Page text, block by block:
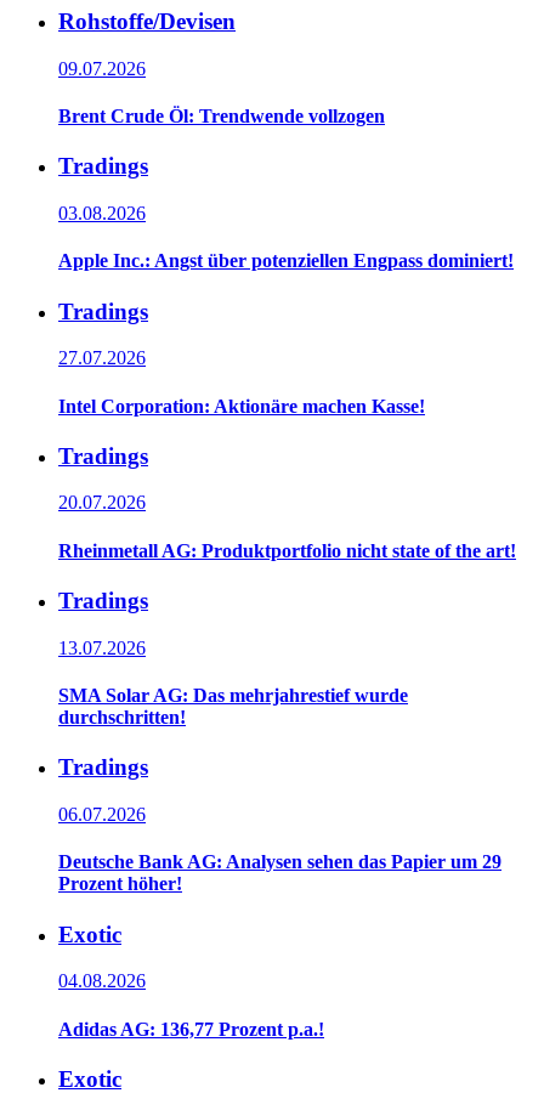
Rohstoffe/Devisen
09.07.2026
Brent Crude Öl: Trendwende vollzogen
Tradings
03.08.2026
Apple Inc.: Angst über potenziellen Engpass dominiert!
Tradings
27.07.2026
Intel Corporation: Aktionäre machen Kasse!
Tradings
20.07.2026
Rheinmetall AG: Produktportfolio nicht state of the art!
Tradings
13.07.2026
SMA Solar AG: Das mehrjahrestief wurde
durchschritten!
Tradings
06.07.2026
Deutsche Bank AG: Analysen sehen das Papier um 29
Prozent höher!
Exotic
04.08.2026
Adidas AG: 136,77 Prozent p.a.!
Exotic